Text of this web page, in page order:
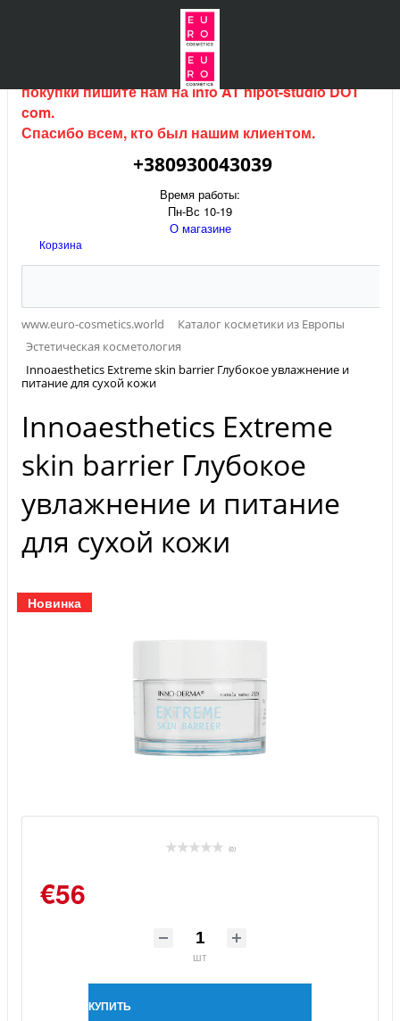
Интернет магазин (данный сайт) продается, для
покупки пишите нам наinfo AT hipot-studio DOT
com.
Спасибо всем, кто был нашим клиентом.
+380930043039
Время работы:
Пн-Вс 10-19
О магазине
Корзина
www.euro-cosmetics.world
Каталог косметики из Европы
Эстетическая косметология
Innoaesthetics Extreme skin barrier Глубокое увлажнение и
питание для сухой кожи
Innoaesthetics Extreme
skin barrier Глубокое
увлажнение и питание
для сухой кожи
Новинка
(0)
€56
шт
КУПИТЬ